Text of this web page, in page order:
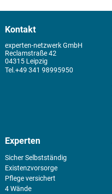
Kontakt
experten-netzwerk GmbH
Reclamstraße 42
04315 Leipzig
+49 341 98995950
Experten
Sicher Selbstständig
Existenz­vorsorge
Pflege versichert
4 Wände